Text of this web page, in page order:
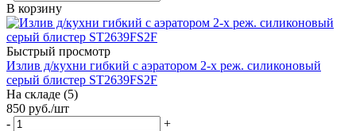
В корзину
Быстрый просмотр
Излив д/кухни гибкий с аэратором 2-х реж. силиконовый
серый блистер ST2639FS2F
На складе (5)
850 руб./шт
-
+